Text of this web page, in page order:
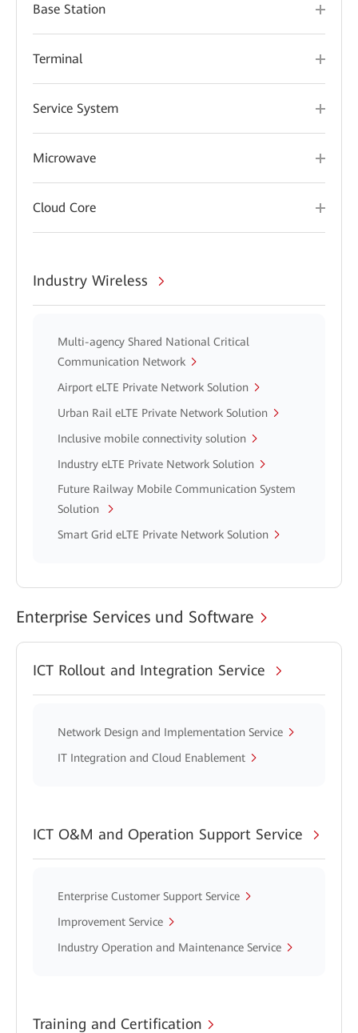
Base Station
Terminal
Service System
Microwave
Cloud Core
Industry Wireless
Multi-agency Shared National Critical
Communication Network
Airport eLTE Private Network Solution
Urban Rail eLTE Private Network Solution
Inclusive mobile connectivity solution
Industry eLTE Private Network Solution
Future Railway Mobile Communication System
Solution
Smart Grid eLTE Private Network Solution
Enterprise Services und Software
ICT Rollout and Integration Service
Network Design and Implementation Service
IT Integration and Cloud Enablement
ICT O&M and Operation Support Service
Enterprise Customer Support Service
Improvement Service
Industry Operation and Maintenance Service
Training and Certification